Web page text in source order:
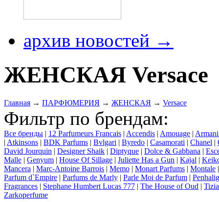
архив новостей →
ЖЕНСКАЯ Versace
Главная → ПАРФЮМЕРИЯ → ЖЕНСКАЯ → Versace
Фильтр по брендам:
Все бренды | 12 Parfumeurs Francais | Accendis | Amouage |
| Atkinsons | BDK Parfums | Bvlgari | Byredo | Casamorati | Chanel |
David Jourquin | Designer Shaik | Diptyque | Dolce & Gabbana |
Malle | Genyum | House Of Sillage | Juliette Has a Gun | Kajal |
Mancera | Marc-Antoine Barrois | Memo | Monart Parfums | Montale
Parfum d`Empire | Parfums de Marly | Parle Moi de Parfum |
Fragrances | Stephane Humbert Lucas 777 | The House of Oud |
Zarkoperfume